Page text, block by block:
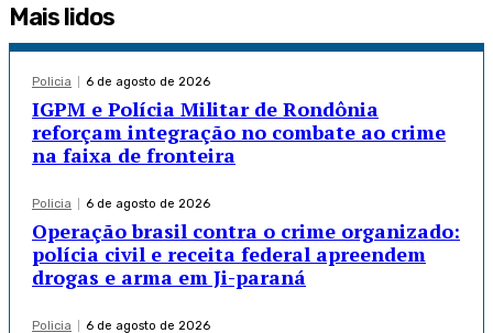
Mais lidos
Policia 6 de agosto de 2026
IGPM e Polícia Militar de Rondônia
reforçam integração no combate ao crime
na faixa de fronteira
Policia 6 de agosto de 2026
Operação brasil contra o crime organizado:
polícia civil e receita federal apreendem
drogas e arma em Ji-paraná
Policia 6 de agosto de 2026